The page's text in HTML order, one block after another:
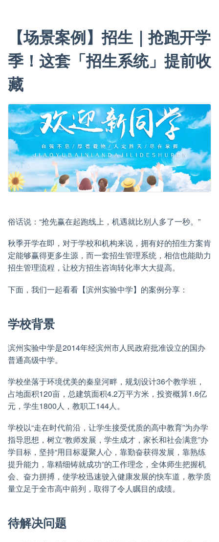
【场景案例】招生｜抢跑开学
季！这套「招生系统」提前收
藏
俗话说：“抢先赢在起跑线上，机遇就比别人多了一秒。”
秋季开学在即，对于学校和机构来说，拥有好的招生方案肯
定能够赢得更多生源，而一套招生管理系统，相信也能助力
招生管理流程，让校方招生咨询转化率大大提高。
下面，我们一起看看【滨州实验中学】的案例分享：
学校背景
滨州实验中学是2014年经滨州市人民政府批准设立的国办
普通高级中学。
学校坐落于环境优美的秦皇河畔，规划设计36个教学班，
占地面积120亩，总建筑面积4.2万平方米，投资概算1.6亿
元，学生1800人，教职工144人。
学校以“走在时代前沿，让学生接受优质的高中教育”为办学
指导思想，树立“教师发展，学生成才，家长和社会满意”办
学目标，坚持“用目标凝聚人心，靠勤奋获得发展，靠熟练
提升能力，靠精细铸就成功”的工作理念，全体师生把握机
会、奋力拼搏，使学校迅速驶入健康发展的快车道，教学质
量立足于全市高中前列，取得了令人瞩目的成绩。
待解决问题